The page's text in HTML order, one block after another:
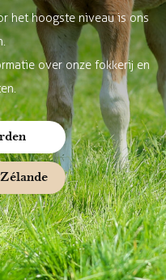
het hoogste niveau is ons
over onze fokkerij en